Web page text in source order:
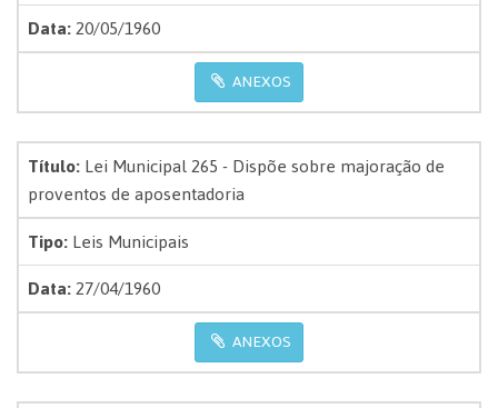
Data:20/05/1960
ANEXOS
Título:Lei Municipal 265 - Dispõe sobre majoração de
proventos de aposentadoria
Tipo:Leis Municipais
Data:27/04/1960
ANEXOS